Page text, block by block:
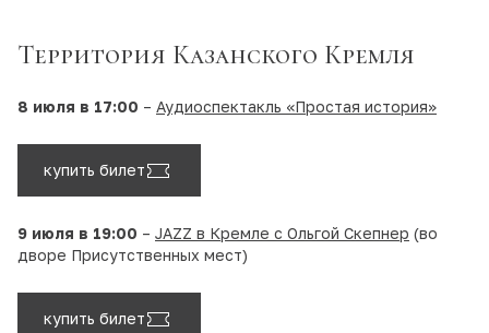
Территория Казанского Кремля
8 июля в 17:00 – Аудиоспектакль «Простая история»
купить билет
9 июля в 19:00 – JAZZ в Кремле с Ольгой Скепнер (во
дворе Присутственных мест)
купить билет